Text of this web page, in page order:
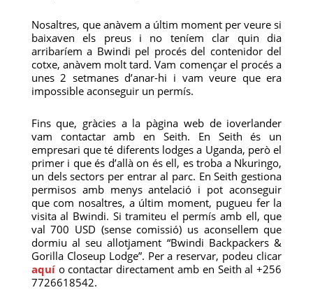
Nosaltres, que anàvem a últim moment per veure si
baixaven els preus i no teníem clar quin dia
arribaríem a Bwindi pel procés del contenidor del
cotxe, anàvem molt tard. Vam començar el procés a
unes 2 setmanes d’anar-hi i vam veure que era
impossible aconseguir un permís.
Fins que, gràcies a la pàgina web de ioverlander
vam contactar amb en Seith. En Seith és un
empresari que té diferents lodges a Uganda, però el
primer i que és d’allà on és ell, es troba a Nkuringo,
un dels sectors per entrar al parc. En Seith gestiona
permisos amb menys antelació i pot aconseguir
que com nosaltres, a últim moment, pugueu fer la
visita al Bwindi. Si tramiteu el permís amb ell, que
val 700 USD (sense comissió) us aconsellem que
dormiu al seu allotjament “Bwindi Backpackers &
Gorilla Closeup Lodge”. Per a reservar, podeu clicar
aquío contactar directament amb en Seith al +256
7726618542.